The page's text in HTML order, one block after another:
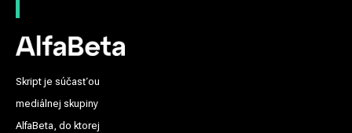
Skript je súčasťou
mediálnej skupiny
AlfaBeta, do ktorej